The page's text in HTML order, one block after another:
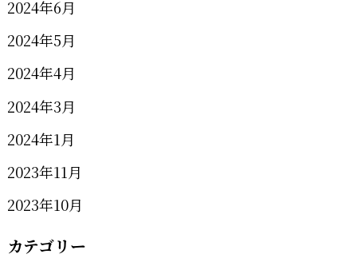
2024年6月
2024年5月
2024年4月
2024年3月
2024年1月
2023年11月
2023年10月
カテゴリー